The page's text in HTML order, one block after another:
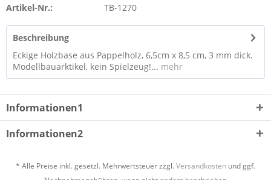
Artikel-Nr.: TB-1270
Beschreibung
Eckige Holzbase aus Pappelholz, 6,5cm x 8,5 cm, 3 mm dick.
Modellbauarktikel, kein Spielzeug!... mehr
Informationen1
Informationen2
* Alle Preise inkl. gesetzl. Mehrwertsteuer zzgl.Versandkosten und ggf.